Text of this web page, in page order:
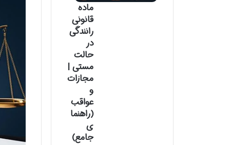
ماده
قانونی
رانندگی
در
حالت
مستی |
مجازات
و
عواقب
(راهنما
ی
جامع)